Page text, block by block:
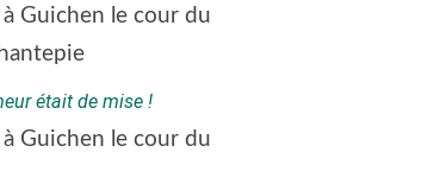
était de mise !